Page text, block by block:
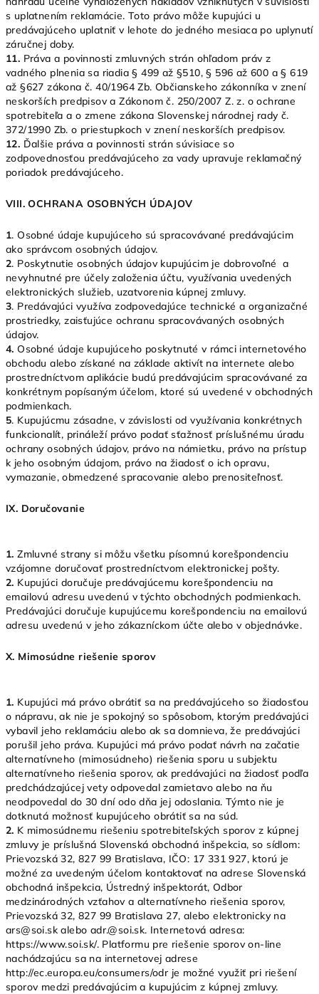
s uplatnením reklamácie. Toto právo môže kupujúci u
predávajúceho uplatniť v lehote do jedného mesiaca po uplynutí
záručnej doby.
11. Práva a povinnosti zmluvných strán ohľadom práv z
vadného plnenia sa riadia § 499 až §510, § 596 až 600 a § 619
až §627 zákona č. 40/1964 Zb. Občianskeho zákonníka v znení
neskorších predpisov a Zákonom č. 250/2007 Z. z. o ochrane
spotrebiteľa a o zmene zákona Slovenskej národnej rady č.
372/1990 Zb. o priestupkoch v znení neskorších predpisov.
12. Ďalšie práva a povinnosti strán súvisiace so
zodpovednosťou predávajúceho za vady upravuje reklamačný
poriadok predávajúceho.
VIII. OCHRANA OSOBNÝCH ÚDAJOV
1. Osobné údaje kupujúceho sú spracovávané predávajúcim
ako správcom osobných údajov.
2. Poskytnutie osobných údajov kupujúcim je dobrovoľné a
nevyhnutné pre účely založenia účtu, využívania uvedených
elektronických služieb, uzatvorenia kúpnej zmluvy.
3. Predávajúci využíva zodpovedajúce technické a organizačné
prostriedky, zaisťujúce ochranu spracovávaných osobných
údajov.
4. Osobné údaje kupujúceho poskytnuté v rámci internetového
obchodu alebo získané na základe aktivít na internete alebo
prostredníctvom aplikácie budú predávajúcim spracovávané za
konkrétnym popísaným účelom, ktoré sú uvedené v obchodných
podmienkach.
5. Kupujúcmu zásadne, v závislosti od využívania konkrétnych
funkcionalít, prináleží právo podať sťažnosť príslušnému úradu
ochrany osobných údajov, právo na námietku, právo na prístup
k jeho osobným údajom, právo na žiadosť o ich opravu,
vymazanie, obmedzené spracovanie alebo prenositeľnosť.
IX. Doručovanie
1. Zmluvné strany si môžu všetku písomnú korešpondenciu
vzájomne doručovať prostredníctvom elektronickej pošty.
2. Kupujúci doručuje predávajúcemu korešpondenciu na
emailovú adresu uvedenú v týchto obchodných podmienkach.
Predávajúci doručuje kupujúcemu korešpondenciu na emailovú
adresu uvedenú v jeho zákazníckom účte alebo v objednávke.
X. Mimosúdne riešenie sporov
1. Kupujúci má právo obrátiť sa na predávajúceho so žiadosťou
o nápravu, ak nie je spokojný so spôsobom, ktorým predávajúci
vybavil jeho reklamáciu alebo ak sa domnieva, že predávajúci
porušil jeho práva. Kupujúci má právo podať návrh na začatie
alternatívneho (mimosúdneho) riešenia sporu u subjektu
alternatívneho riešenia sporov, ak predávajúci na žiadosť podľa
predchádzajúcej vety odpovedal zamietavo alebo na ňu
neodpovedal do 30 dní odo dňa jej odoslania. Týmto nie je
dotknutá možnosť kupujúceho obrátiť sa na súd.
2. K mimosúdnemu riešeniu spotrebiteľských sporov z kúpnej
zmluvy je príslušná Slovenská obchodná inšpekcia, so sídlom:
Prievozská 32, 827 99 Bratislava, IČO: 17 331 927, ktorú je
možné za uvedeným účelom kontaktovať na adrese Slovenská
obchodná inšpekcia, Ústredný inšpektorát, Odbor
medzinárodných vzťahov a alternatívneho riešenia sporov,
Prievozská 32, 827 99 Bratislava 27, alebo elektronicky na
ars@soi.sk alebo adr.@soi.sk. Internetová adresa:
https://www.soi.sk/. Platformu pre riešenie sporov on-line
nachádzajúcu sa na internetovej adrese
http://ec.europa.eu/consumers/odr je možné využiť pri riešení
sporov medzi predávajúcim a kupujúcim z kúpnej zmluvy.